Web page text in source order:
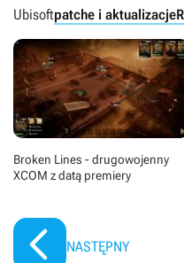
Ubisoftpatche i aktualizacje
Broken Lines - drugowojenny
XCOM z datą premiery
NASTĘPNY